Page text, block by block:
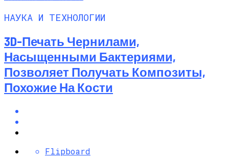
НАУКА И ТЕХНОЛОГИИ
3D-Печать Чернилами,
Насыщенными Бактериями,
Позволяет Получать Композиты,
Похожие На Кости
Flipboard